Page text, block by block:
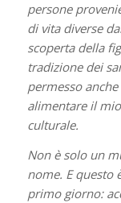
persone
di vita diverse
scoperta della
tradizione dei
permesso
alimentare il
culturale.
Non è solo un
nome. E questo
primo giorno: